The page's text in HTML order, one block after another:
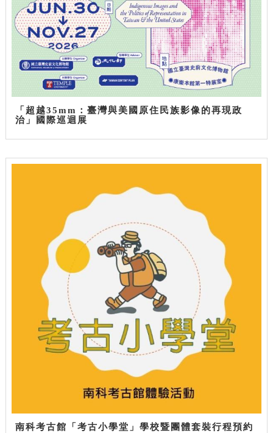
「超越35mm：臺灣與美國原住民族影像的再現政
治」國際巡迴展
南科考古館「考古小學堂」學校暨團體套裝行程預約